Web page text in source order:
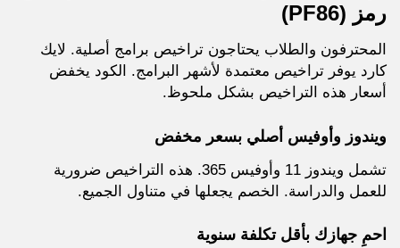
رمز (PF86)
المحترفون والطلاب يحتاجون تراخيص برامج أصلية. لايك
كارد يوفر تراخيص معتمدة لأشهر البرامج. الكود يخفض
أسعار هذه التراخيص بشكل ملحوظ.
ويندوز وأوفيس أصلي بسعر مخفض
تشمل ويندوز 11 وأوفيس 365. هذه التراخيص ضرورية
للعمل والدراسة. الخصم يجعلها في متناول الجميع.
احمِ جهازك بأقل تكلفة سنوية